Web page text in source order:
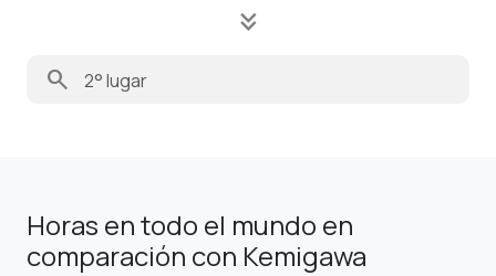
keyboard_double_arrow_down
search
Horas en todo el mundo en
comparación con Kemigawa